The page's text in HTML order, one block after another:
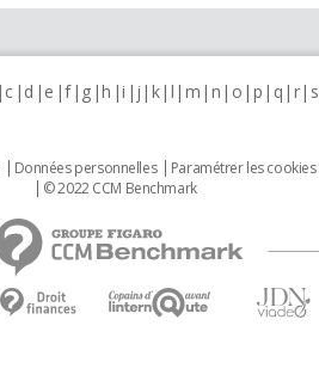
c d e f g h i j k l m n o p q r s
Données personnelles Paramétrer les cookies
© 2022 CCM Benchmark